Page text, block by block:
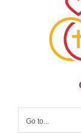
Go to...